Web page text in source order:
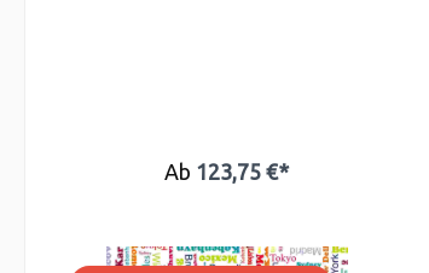
Ab 123,75 €*